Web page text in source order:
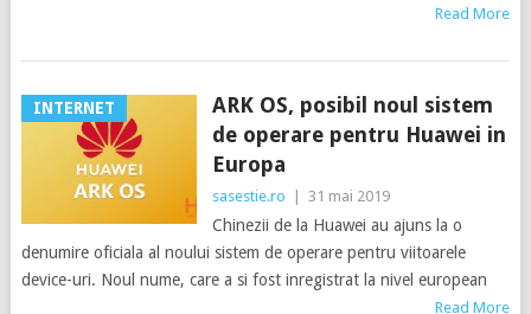
Read More
INTERNET
ARK OS, posibil noul sistem
de operare pentru Huawei in
Europa
sasestie.ro 31 mai 2019
Chinezii de la Huawei au ajuns la o
denumire oficiala al noului sistem de operare pentru viitoarele
device-uri. Noul nume, care a si fost inregistrat la nivel european
Read More